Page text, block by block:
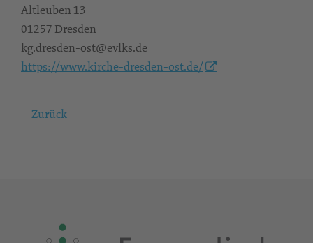
Altleuben 13
01257 Dresden
kg.dresden-ost@evlks.de
https://www.kirche-dresden-ost.de/
Zurück